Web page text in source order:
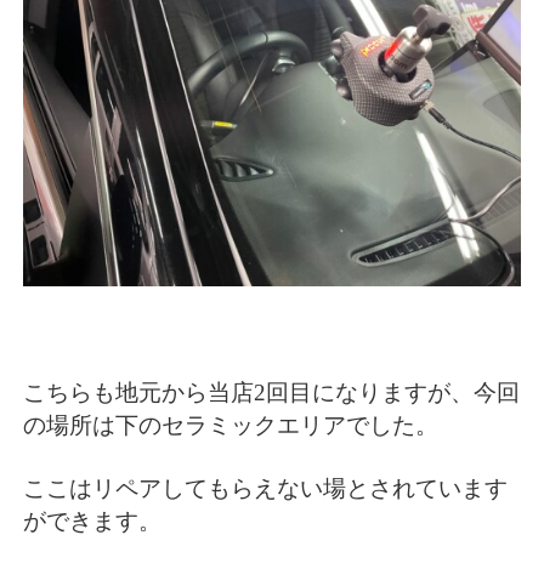
こちらも地元から当店2回目になりますが、今回
の場所は下のセラミックエリアでした。
ここはリペアしてもらえない場とされています
ができます。